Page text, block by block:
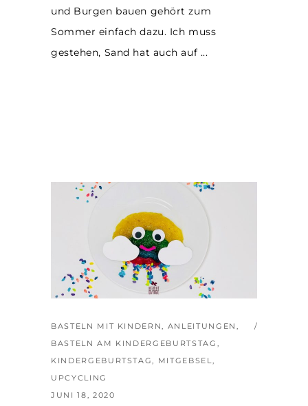
und Burgen bauen gehört zum
Sommer einfach dazu. Ich muss
gestehen, Sand hat auch auf
BASTELN MIT KINDERN, ANLEITUNGEN ,
BASTELN AM KINDERGEBURTSTAG ,
KINDERGEBURTSTAG, MITGEBSEL,
UPCYCLING
JUNI 18, 2020